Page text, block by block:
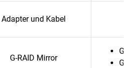
Adapter und Kabel
G-RAID Mirror